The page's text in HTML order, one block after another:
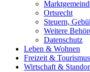
Ortsrecht
Steuern,
Weitere
Datenschutz
Leben & Wohnen
Freizeit & Tourismus
Wirtschaft &